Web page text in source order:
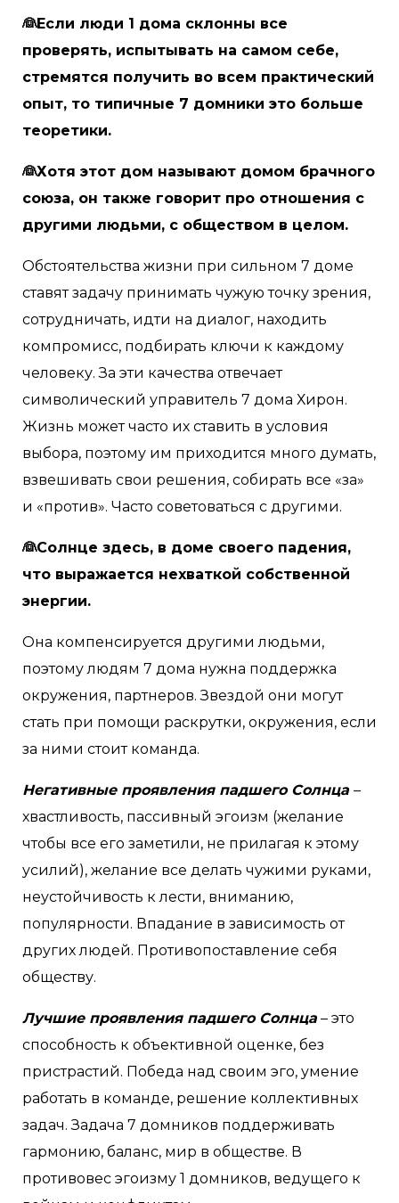
👰Если люди 1 дома склонны все
проверять, испытывать на самом себе,
стремятся получить во всем практический
опыт, то типичные 7 домники это больше
теоретики.
👰Хотя этот дом называют домом брачного
союза, он также говорит про отношения с
другими людьми, с обществом в целом.
Обстоятельства жизни при сильном 7 доме
ставят задачу принимать чужую точку зрения,
сотрудничать, идти на диалог, находить
компромисс, подбирать ключи к каждому
человеку. За эти качества отвечает
символический управитель 7 дома Хирон.
Жизнь может часто их ставить в условия
выбора, поэтому им приходится много думать,
взвешивать свои решения, собирать все «за»
и «против». Часто советоваться с другими.
👰Солнце здесь, в доме своего падения,
что выражается нехваткой собственной
энергии.
Она компенсируется другими людьми,
поэтому людям 7 дома нужна поддержка
окружения, партнеров. Звездой они могут
стать при помощи раскрутки, окружения, если
за ними стоит команда.
Негативные проявления падшего Солнца –
хвастливость, пассивный эгоизм (желание
чтобы все его заметили, не прилагая к этому
усилий), желание все делать чужими руками,
неустойчивость к лести, вниманию,
популярности. Впадание в зависимость от
других людей. Противопоставление себя
обществу.
Лучшие проявления падшего Солнца – это
способность к объективной оценке, без
пристрастий. Победа над своим эго, умение
работать в команде, решение коллективных
задач. Задача 7 домников поддерживать
гармонию, баланс, мир в обществе. В
противовес эгоизму 1 домников, ведущего к